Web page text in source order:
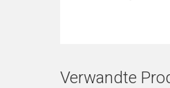
Verwandte